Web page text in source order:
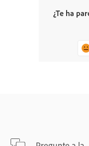
¿Te ha